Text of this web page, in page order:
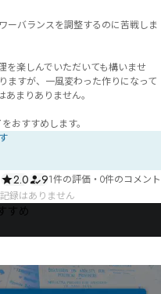
ーバランスを調整するのに苦戦しま
を楽しんでいただいても構いませ
ますが、一風変わった作りになって
まりありません。
おすすめします。
2.0 91件の評価 ・ 0件のコメント
録はありません
すめ